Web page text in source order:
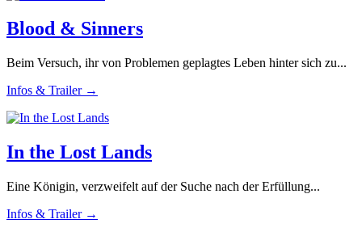
Blood & Sinners
Beim Versuch, ihr von Problemen geplagtes Leben hinter sich zu...
Infos & Trailer →
In the Lost Lands
Eine Königin, verzweifelt auf der Suche nach der Erfüllung...
Infos & Trailer →